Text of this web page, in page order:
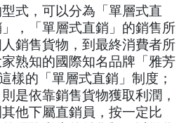
式，可以分為「單層式直
，「單層式直銷」的銷售所
銷售貨物，到最終消費者所
熟知的國際知名品牌「雅芳
樣的「單層式直銷」制度；
是依靠銷售貨物獲取利潤，
他下屬直銷員，按一定比